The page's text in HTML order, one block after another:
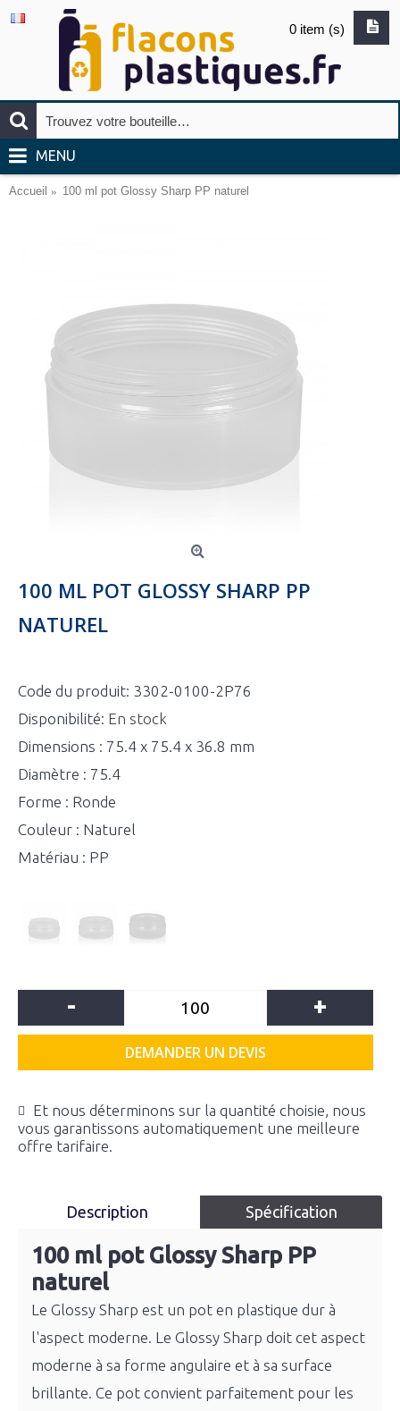
0 item (s)
MENU
Accueil 100 ml pot Glossy Sharp PP naturel
100 ML POT GLOSSY SHARP PP
NATUREL
Code du produit: 3302-0100-2P76
Disponibilité: En stock
Dimensions : 75.4 x 75.4 x 36.8 mm
Diamètre : 75.4
Forme : Ronde
Couleur : Naturel
Matériau : PP
- +
DEMANDER UN DEVIS
Et nous déterminons sur la quantité choisie, nous
vous garantissons automatiquement une meilleure
offre tarifaire.
Description Spécification
100 ml pot Glossy Sharp PP
naturel
Le Glossy Sharp est un pot en plastique dur à
l'aspect moderne. Le Glossy Sharp doit cet aspect
moderne à sa forme angulaire et à sa surface
brillante. Ce pot convient parfaitement pour les